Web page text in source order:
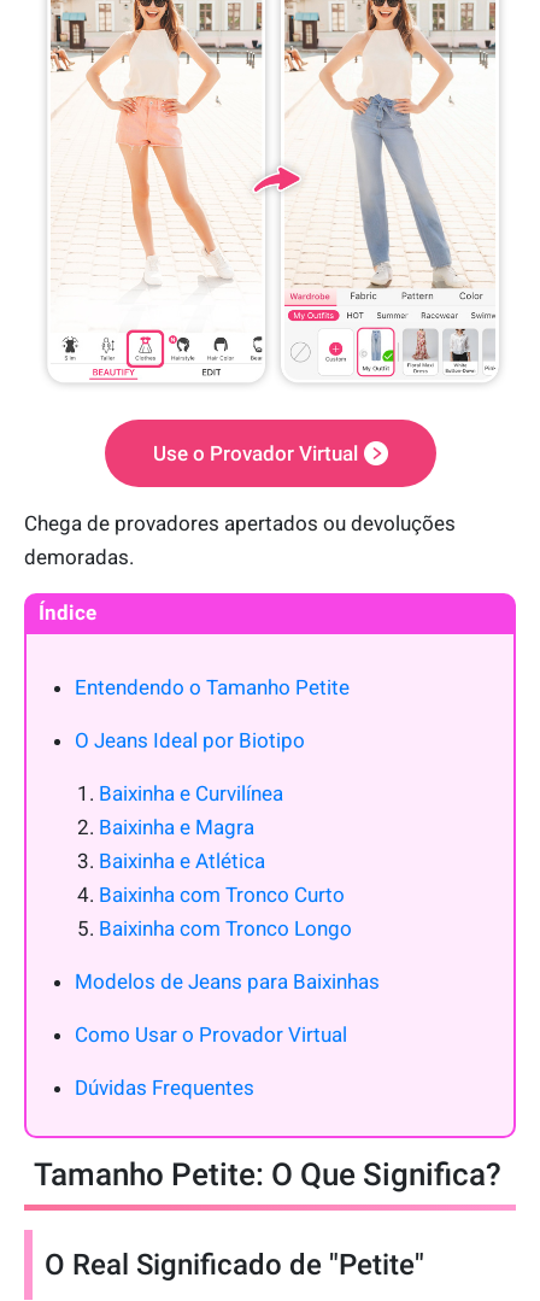
Use o Provador Virtual
Chega de provadores apertados ou devoluções
demoradas.
Índice
Entendendo o Tamanho Petite
O Jeans Ideal por Biotipo
Baixinha e Curvilínea
Baixinha e Magra
Baixinha e Atlética
Baixinha com Tronco Curto
Baixinha com Tronco Longo
Modelos de Jeans para Baixinhas
Como Usar o Provador Virtual
Dúvidas Frequentes
Tamanho Petite: O Que Significa?
O Real Significado de "Petite"